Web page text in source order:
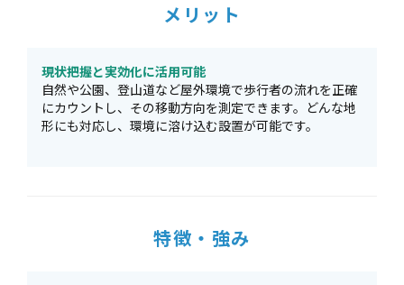
メリット
現状把握と実効化に活用可能
自然や公園、登山道など屋外環境で歩行者の流れを正確
にカウントし、その移動方向を測定できます。どんな地
形にも対応し、環境に溶け込む設置が可能です。
特徴・強み